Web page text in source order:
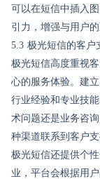
可以在短信中插入
引力，增强与用户的
5.3 极光短信的客户
极光短信高度重视
心的服务体验。建
行业经验和专业技
术问题还是业务咨
种渠道联系到客户
极光短信还提供个
业，平台会根据用